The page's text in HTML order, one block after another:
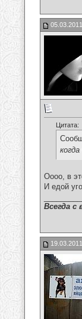
Цитата:
Оооо, в
И едой
Всегда с